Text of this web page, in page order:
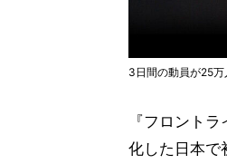
3日間の動員が25
『フロント
化した日本で